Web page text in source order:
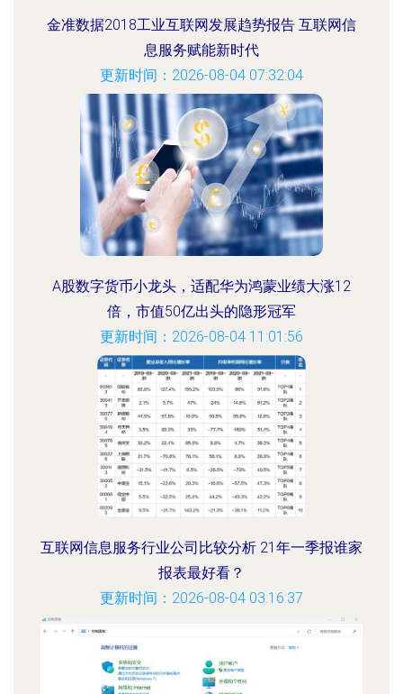
金准数据2018工业互联网发展趋势报告 互联网信
息服务赋能新时代
更新时间：2026-08-04 07:32:04
A股数字货币小龙头，适配华为鸿蒙业绩大涨12
倍，市值50亿出头的隐形冠军
更新时间：2026-08-04 11:01:56
互联网信息服务行业公司比较分析 21年一季报谁家
报表最好看？
更新时间：2026-08-04 03:16:37